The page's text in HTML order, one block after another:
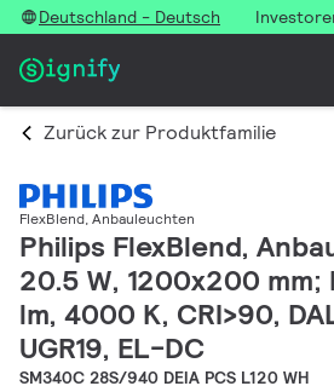
Deutschland - Deutsch
Zurück zur Produktfamilie
FlexBlend, Anbauleuchten
Philips FlexBlend,
20.5 W, 1200x200 mm;
lm, 4000 K, CRI>90,
UGR19, EL-DC
SM340C 28S/940 DEIA PCS L120 WH